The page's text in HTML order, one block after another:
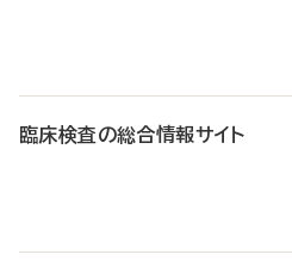
臨床検査の総合情報サイト